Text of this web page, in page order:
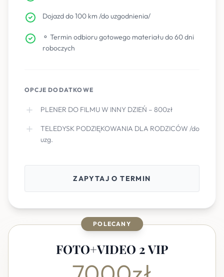
Dojazd do 100 km /do uzgodnienia/
⚬ Termin odbioru gotowego materiału do 60 dni
roboczych
OPCJE DODATKOWE
PLENER DO FILMU W INNY DZIEŃ – 800zł
TELEDYSK PODZIĘKOWANIA DLA RODZICÓW /do
uzg.
ZAPYTAJ O TERMIN
POLECANY
FOTO+VIDEO 2 VIP